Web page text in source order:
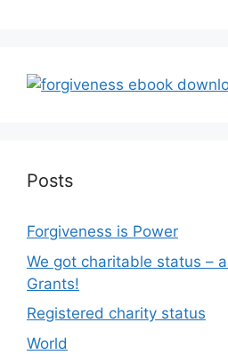
Posts
Forgiveness is Power
We got charitable status –
Grants!
Registered charity status
World